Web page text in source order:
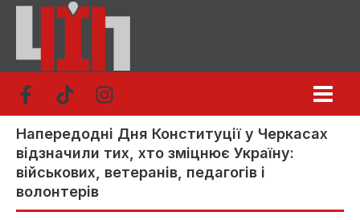
Перейти
вмісту
Напередодні Дня Конституції у Черкасах
відзначили тих, хто зміцнює Україну:
військових, ветеранів, педагогів і
волонтерів